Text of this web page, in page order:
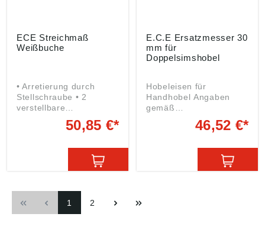
ECE Streichmaß
Weißbuche
• Arretierung durch
Stellschraube • 2
verstellbare
Anreißstäbchen •
Weißbuchenholz •
Maßeinteilung Angaben
Produktsicherheitsveror
E.C. Emmerich GmbH &
Co. KG, Herder Str.7,
42853 Remscheid, DE,
50,85 €*
E.C.E Ersatzmesser 30
mm für
Doppelsimshobel
Hobeleisen für
Handhobel Angaben
gemäß
Produktsicherheitsveror
dnung ((EU) 2023/998):
Co. KG, Herder Str.7,
42853 Remscheid, DE,
ece@ecemmerich.de
46,52 €*
1 2